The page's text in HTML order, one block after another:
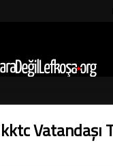
Vatandaşı